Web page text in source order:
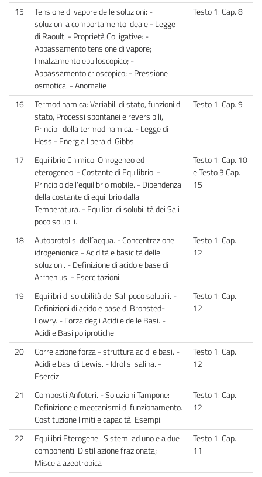
15
Tensione di vapore delle soluzioni: -
soluzioni a comportamento ideale - Legge
di Raoult. - Proprietà Colligative: -
Abbassamento tensione di vapore;
Innalzamento ebulloscopico; -
Abbassamento crioscopico; - Pressione
osmotica. - Anomalie
Testo 1: Cap. 8
16
Termodinamica: Variabili di stato, funzioni di
stato, Processi spontanei e reversibili,
Principii della termodinamica. - Legge di
Hess - Energia libera di Gibbs
Testo 1: Cap. 9
17
Equilibrio Chimico: Omogeneo ed
eterogeneo. - Costante di Equilibrio. -
Principio dell'equilibrio mobile. - Dipendenza
della costante di equilibrio dalla
Temperatura. - Equilibri di solubilità dei Sali
poco solubili.
Testo 1: Cap. 10
e Testo 3 Cap.
15
18
Autoprotolisi dell´acqua. - Concentrazione
idrogenionica - Acidità e basicità delle
soluzioni. - Definizione di acido e base di
Arrhenius. - Esercitazioni.
Testo 1: Cap.
12
19
Equilibri di solubilità dei Sali poco solubili. -
Definizioni di acido e base di Bronsted-
Lowry. - Forza degli Acidi e delle Basi. -
Acidi e Basi poliprotiche
Testo 1: Cap.
12
20
Correlazione forza - struttura acidi e basi. -
Acidi e basi di Lewis. - Idrolisi salina. -
Esercizi
Testo 1: Cap.
12
21
Composti Anfoteri. - Soluzioni Tampone:
Definizione e meccanismi di funzionamento.
Costituzione limiti e capacità. Esempi.
Testo 1: Cap.
12
22
Equilibri Eterogenei: Sistemi ad uno e a due
componenti: Distillazione frazionata;
Miscela azeotropica
Testo 1: Cap.
11